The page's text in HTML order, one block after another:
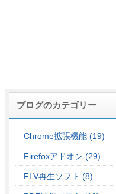
ブログのカテゴリー
Chrome拡張機能 (19)
Firefoxアドオン (29)
FLV再生ソフト (8)